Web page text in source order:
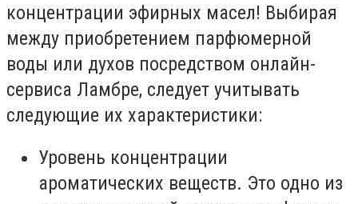
концентрации эфирных масел! Выбирая
между приобретением парфюмерной
воды или духов посредством онлайн-
сервиса Ламбре, следует учитывать
следующие их характеристики:
Уровень концентрации
ароматических веществ. Это одно из